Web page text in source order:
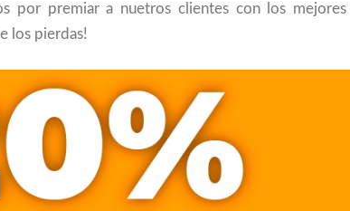
por premiar a nuetros clientes con los
los pierdas!